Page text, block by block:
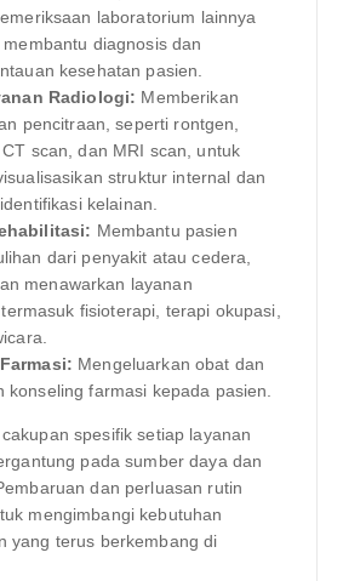
laboratorium lainnya
membantu diagnosis dan
kesehatan pasien.
Radiologi: Memberikan
pencitraan, seperti rontgen,
CT scan, dan MRI scan, untuk
struktur internal dan
kelainan.
Membantu pasien
dari penyakit atau cedera,
menawarkan layanan
fisioterapi, terapi okupasi,
Mengeluarkan obat dan
konseling farmasi kepada pasien.
spesifik setiap layanan
pada sumber daya dan
dan perluasan rutin
mengimbangi kebutuhan
yang terus berkembang di